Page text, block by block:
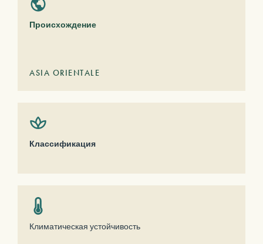
Происхождение
ASIA ORIENTALE
Классификация
Климатическая устойчивость